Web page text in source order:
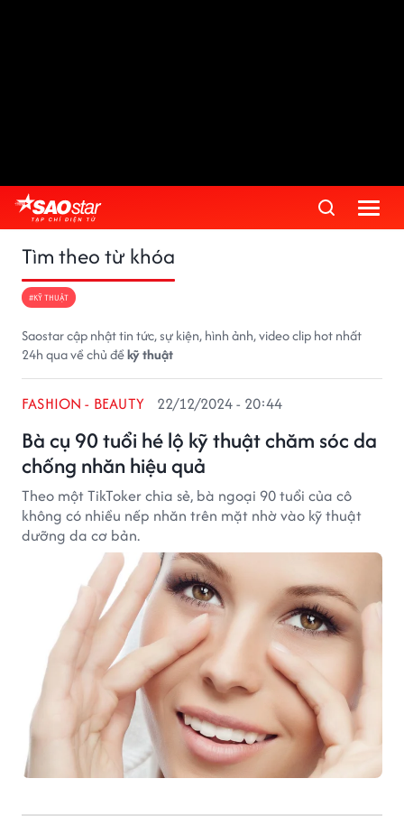
Tìm theo từ khóa
#KỸ THUẬT
Saostar cập nhật tin tức, sự kiện, hình ảnh, video clip hot nhất
24h qua về chủ đềkỹ thuật
Bà cụ 90 tuổi hé lộ kỹ thuật chăm sóc da
chống nhăn hiệu quả
FASHION - BEAUTY 22/12/2024 - 20:44
Theo một TikToker chia sẻ, bà ngoại 90 tuổi của cô
không có nhiều nếp nhăn trên mặt nhờ vào kỹ thuật
dưỡng da cơ bản.